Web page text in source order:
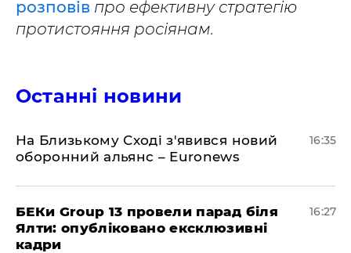
розповів про ефективну стратегію
протистояння росіянам.
Останні новини
На Близькому Сході з'явився новий
оборонний альянс – Euronews
16:35
БЕКи Group 13 провели парад біля
Ялти: опубліковано ексклюзивні
кадри
16:27